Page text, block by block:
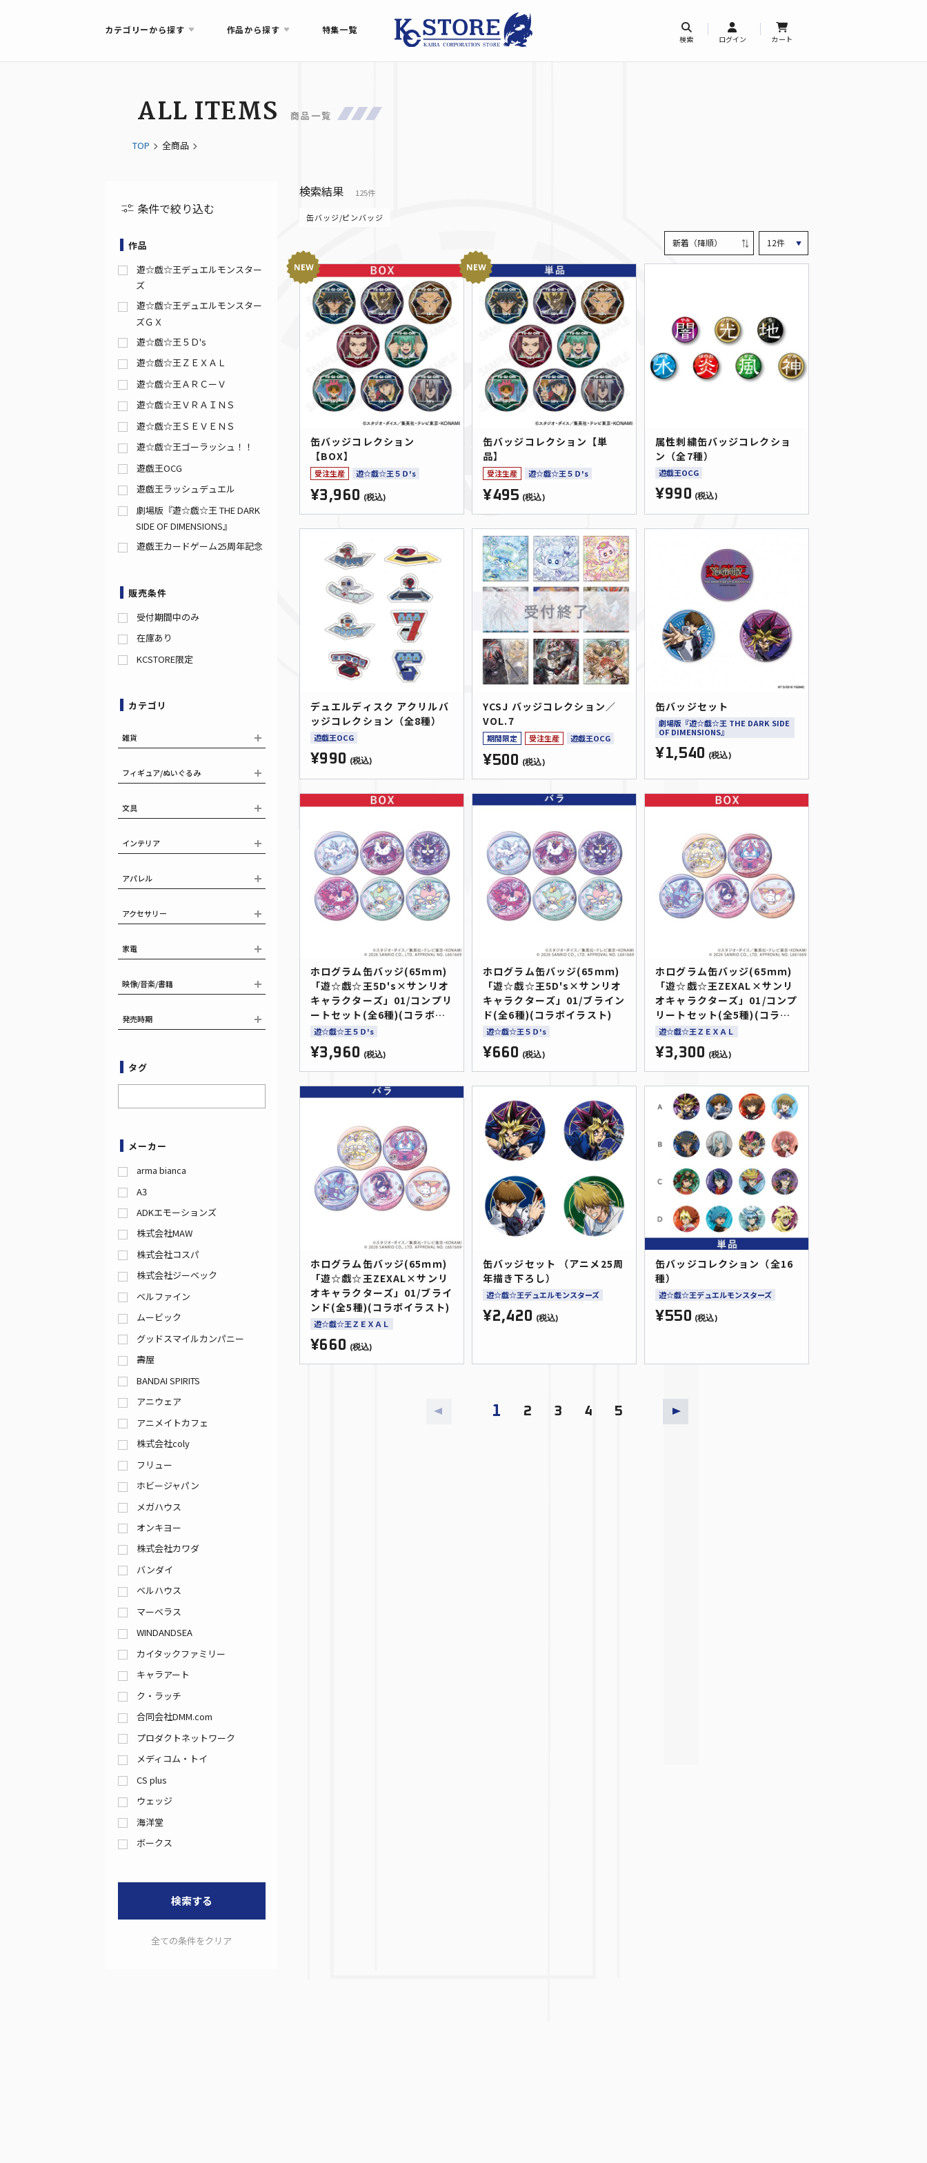
カテゴリーから探す 作品から探す 特集一覧
検索 ログイン カート
ALL ITEMS 商品一覧
TOP 全商品
条件で絞り込む
作品
遊☆戯☆王デュエルモンスター
ズ
遊☆戯☆王デュエルモンスター
ズＧＸ
遊☆戯☆王５Ｄ's
遊☆戯☆王ＺＥＸＡＬ
遊☆戯☆王ＡＲＣーＶ
遊☆戯☆王ＶＲＡＩＮＳ
遊☆戯☆王ＳＥＶＥＮＳ
遊☆戯☆王ゴーラッシュ！！
遊戯王OCG
遊戯王ラッシュデュエル
劇場版『遊☆戯☆王 THE DARK
SIDE OF DIMENSIONS』
遊戯王カードゲーム25周年記念
販売条件
受付期間中のみ
在庫あり
KCSTORE限定
カテゴリ
雑貨
フィギュア/ぬいぐるみ
文具
インテリア
アパレル
アクセサリー
家電
映像/音楽/書籍
発売時期
タグ
メーカー
arma bianca
A3
ADKエモーションズ
株式会社MAW
株式会社コスパ
株式会社ジーベック
ベルファイン
ムービック
グッドスマイルカンパニー
壽屋
BANDAI SPIRITS
アニウェア
アニメイトカフェ
株式会社coly
フリュー
ホビージャパン
メガハウス
オンキヨー
株式会社カワダ
バンダイ
ベルハウス
マーベラス
WINDANDSEA
カイタックファミリー
キャラアート
ク・ラッチ
合同会社DMM.com
プロダクトネットワーク
メディコム・トイ
CS plus
ウェッジ
海洋堂
ボークス
検索する
全ての条件をクリア
検索結果 125件
缶バッジ/ピンバッジ
缶バッジコレクション
【BOX】
受注生産 遊☆戯☆王５Ｄ's
¥3,960 (税込)
缶バッジコレクション【単
品】
受注生産 遊☆戯☆王５Ｄ's
¥495 (税込)
属性刺繍缶バッジコレクショ
ン（全7種）
遊戯王OCG
¥990 (税込)
デュエルディスク アクリルバ
ッジコレクション（全8種）
遊戯王OCG
¥990 (税込)
YCSJ バッジコレクション／
VOL.7
期間限定 受注生産 遊戯王OCG
¥500 (税込)
缶バッジセット
劇場版『遊☆戯☆王 THE DARK SIDE
OF DIMENSIONS』
¥1,540 (税込)
ホログラム缶バッジ(65ｍｍ)
「遊☆戯☆王5D's×サンリオ
キャラクターズ」01/コンプリ
ートセット(全6種)(コラボイ
ラスト)
遊☆戯☆王５Ｄ's
¥3,960 (税込)
ホログラム缶バッジ(65ｍｍ)
「遊☆戯☆王5D's×サンリオ
キャラクターズ」01/ブライン
ド(全6種)(コラボイラスト)
遊☆戯☆王５Ｄ's
¥660 (税込)
ホログラム缶バッジ(65ｍｍ)
「遊☆戯☆王ZEXAL×サンリ
オキャラクターズ」01/コンプ
リートセット(全5種)(コラボ
イラスト)
遊☆戯☆王ＺＥＸＡＬ
¥3,300 (税込)
ホログラム缶バッジ(65ｍｍ)
「遊☆戯☆王ZEXAL×サンリ
オキャラクターズ」01/ブライ
ンド(全5種)(コラボイラスト)
遊☆戯☆王ＺＥＸＡＬ
¥660 (税込)
缶バッジセット （アニメ25周
年描き下ろし）
遊☆戯☆王デュエルモンスターズ
¥2,420 (税込)
缶バッジコレクション（全16
種）
遊☆戯☆王デュエルモンスターズ
¥550 (税込)
1 2 3 4 5